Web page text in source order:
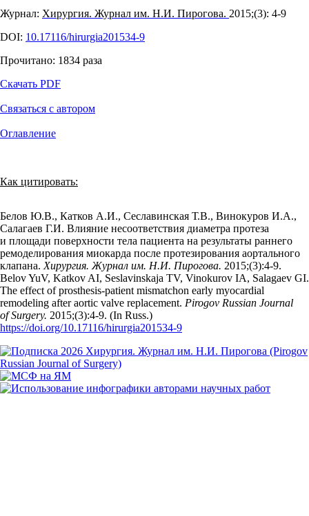
Журнал: Хирургия. Журнал им. Н.И. Пирогова. 2015;(3): 4‑9
DOI: 10.17116/hirurgia201534-9
Прочитано: 1834 раза
Скачать PDF
Связаться с автором
Оглавление
Как цитировать:
Белов Ю.В., Катков А.И., Сеславинская Т.В., Винокуров И.А.,
Салагаев Г.И. Влияние несоответствия диаметра протеза
и площади поверхности тела пациента на результаты раннего
ремоделирования миокарда после протезирования аортального
клапана. Хирургия. Журнал им. Н.И. Пирогова. 2015;(3):4‑9.
Belov YuV, Katkov AI, Seslavinskaja TV, Vinokurov IA, Salagaev GI.
The effect of prosthesis-patient mismatchon early myocardial
remodeling after aortic valve replacement. Pirogov Russian Journal
of Surgery. 2015;(3):4‑9. (In Russ.)
https://doi.org/10.17116/hirurgia201534-9